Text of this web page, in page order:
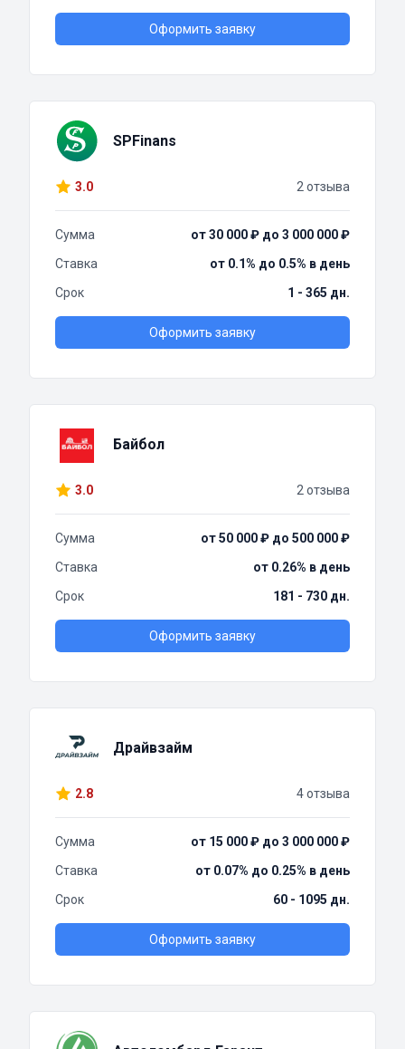
Оформить заявку
SPFinans
3.0 2 отзыва
Сумма
от 30 000 ₽ до 3 000 000 ₽
Ставка
от 0.1% до 0.5% в день
Срок
1 - 365 дн.
Оформить заявку
Байбол
3.0 2 отзыва
Сумма
от 50 000 ₽ до 500 000 ₽
Ставка
от 0.26% в день
Срок
181 - 730 дн.
Оформить заявку
Драйвзайм
2.8 4 отзыва
Сумма
от 15 000 ₽ до 3 000 000 ₽
Ставка
от 0.07% до 0.25% в день
Срок
60 - 1095 дн.
Оформить заявку